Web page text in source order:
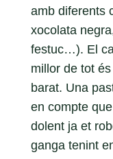
amb diferents
xocolata
festuc…). El
millor de tot
barat. Una
en compte
dolent ja et
ganga tenint